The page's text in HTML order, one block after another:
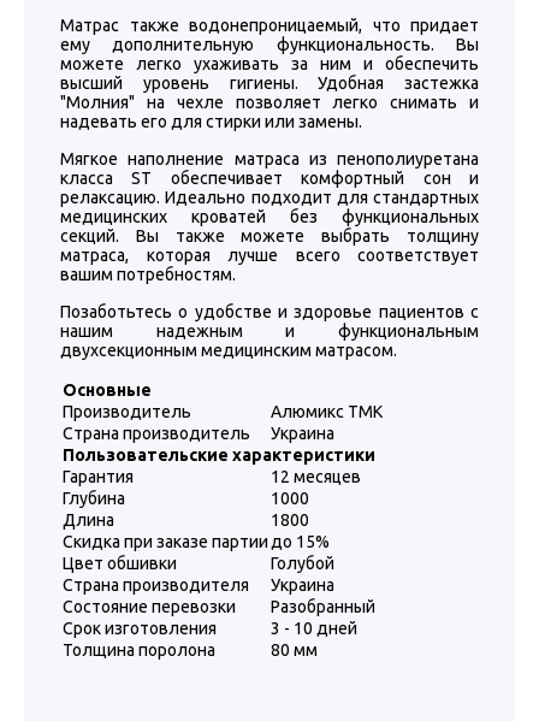
Матрас также водонепроницаемый, что придает
ему дополнительную функциональность. Вы
можете легко ухаживать за ним и обеспечить
высший уровень гигиены. Удобная застежка
"Молния" на чехле позволяет легко снимать и
надевать его для стирки или замены.
Мягкое наполнение матраса из пенополиуретана
класса ST обеспечивает комфортный сон и
релаксацию. Идеально подходит для стандартных
медицинских кроватей без функциональных
секций. Вы также можете выбрать толщину
матраса, которая лучше всего соответствует
вашим потребностям.
Позаботьтесь о удобстве и здоровье пациентов с
нашим надежным и функциональным
двухсекционным медицинским матрасом.
Основные
Производитель
Алюмикс ТМК
Страна производитель
Украина
Пользовательские характеристики
Гарантия
12 месяцев
Глубина
1000
Длина
1800
Скидка при заказе партиидо 15%
Цвет обшивки
Голубой
Страна производителя
Украина
Состояние перевозки
Разобранный
Срок изготовления
3 - 10 дней
Толщина поролона
80 мм